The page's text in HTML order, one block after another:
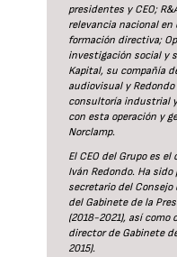
presidentes y CEO;
relevancia nacional
formación directiva;
investigación social y
Kapital, su compañía
audiovisual y
consultoría industrial
con esta operación y
Norclamp.
El CEO del Grupo es
Iván Redondo. Ha
secretario del
del Gabinete de la
(2018-2021), así como
director de Gabinete
2015).